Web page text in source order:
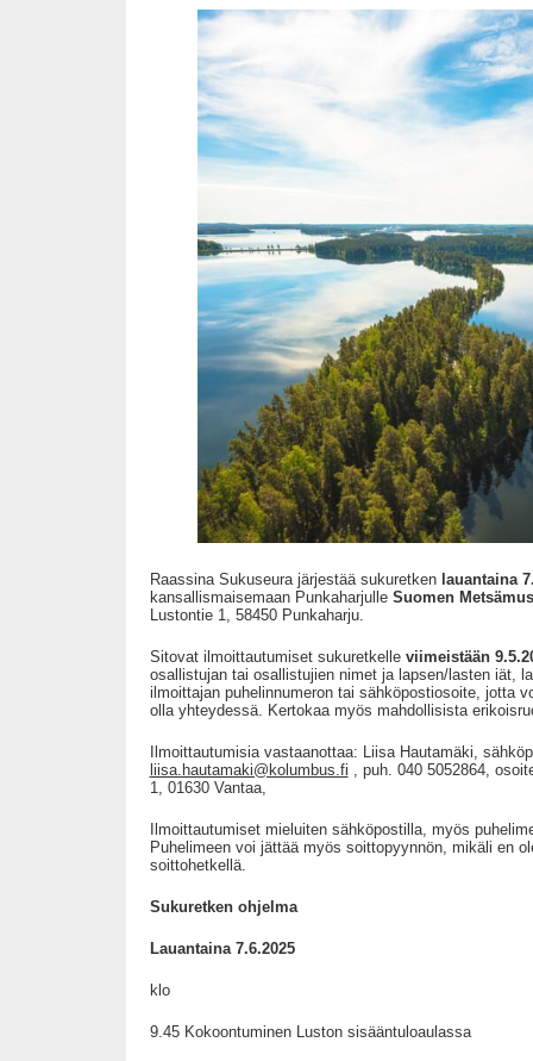
Raassina Sukuseura järjestää sukuretken lauantaina
kansallismaisemaan Punkaharjulle Suomen
Lustontie 1, 58450 Punkaharju.
Sitovat ilmoittautumiset sukuretkelle viimeistään
osallistujan tai osallistujien nimet ja lapsen/lasten iät,
ilmoittajan puhelinnumeron tai sähköpostiosoite, jotta
olla yhteydessä. Kertokaa myös mahdollisista
Ilmoittautumisia vastaanottaa: Liisa Hautamäki,
liisa.hautamaki@kolumbus.fi , puh. 040 5052864,
1, 01630 Vantaa,
Ilmoittautumiset mieluiten sähköpostilla, myös
Puhelimeen voi jättää myös soittopyynnön, mikäli en
soittohetkellä.
Sukuretken ohjelma
Lauantaina 7.6.2025
klo
9.45 Kokoontuminen Luston sisääntuloaulassa